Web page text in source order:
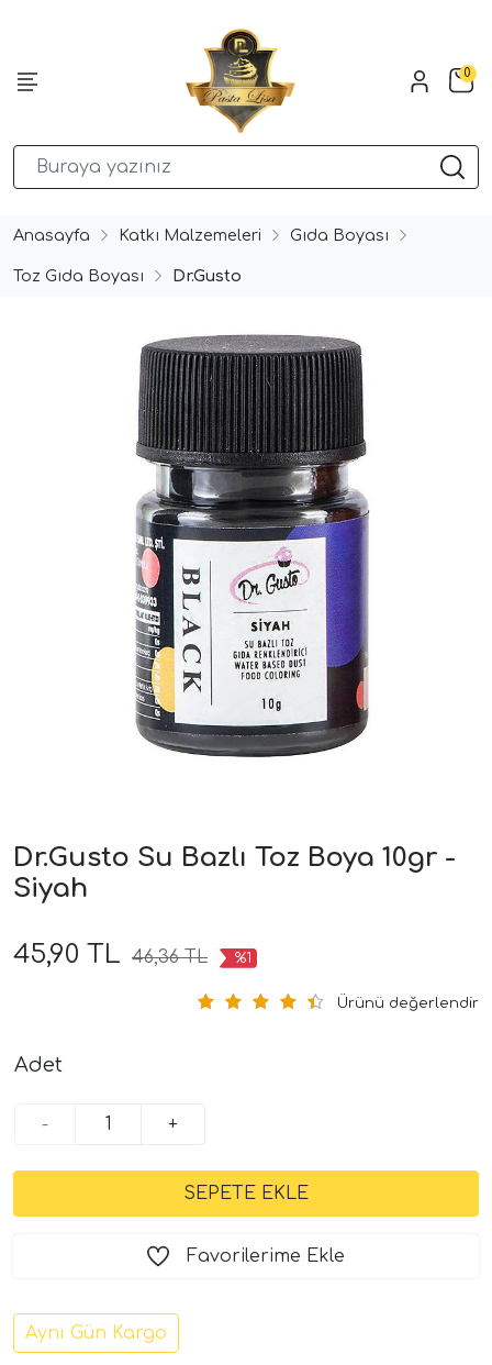
0
Anasayfa Katkı Malzemeleri Gıda Boyası
Toz Gıda Boyası Dr.Gusto
Dr.Gusto Su Bazlı Toz Boya 10gr -
Siyah
45,90 TL 46,36 TL %1
Ürünü değerlendir
Adet
- +
Favorilerime Ekle
Aynı Gün Kargo